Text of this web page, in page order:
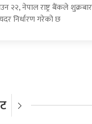
२२, नेपाल राष्ट्र बैंकले
निर्धारण गरेको छ